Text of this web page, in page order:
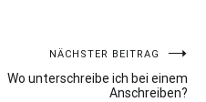
NÄCHSTER BEITRAG
Wo unterschreibe ich bei einem
Anschreiben?